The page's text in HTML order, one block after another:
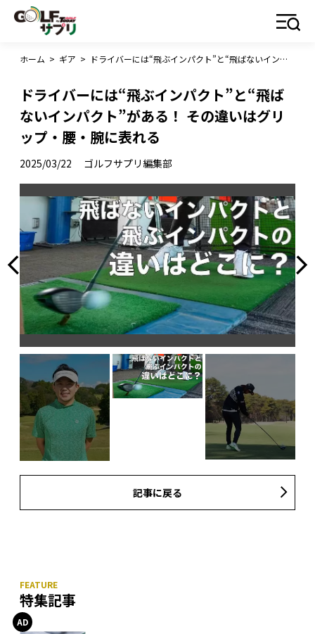
ホーム > ギア > ドライバーには“飛ぶインパクト”と“飛ばないインパクト”がある！ その違いはグリップ・腰・腕に表れる
ドライバーには“飛ぶインパクト”と“飛ば
ないインパクト”がある！ その違いはグリ
ップ・腰・腕に表れる
2025/03/22 ゴルフサプリ編集部
記事に戻る
特集記事